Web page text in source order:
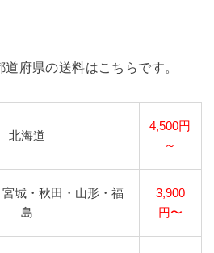
府県の送料はこちらです。
北海道
4,500円
～
城・秋田・山形・福
島
3,900
円〜